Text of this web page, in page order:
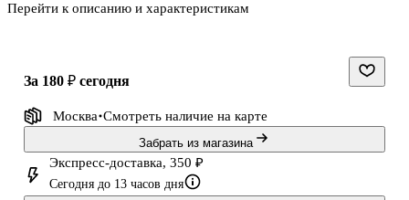
защищает тетрадь от потёртостей в рюкзаке или сумке.
Перейти к описанию и характеристикам
за 180 ₽ сегодня
Москва Смотреть наличие на карте
Забрать из магазина
Экспресс-доставка, 350 ₽
Сегодня до 13 часов дня